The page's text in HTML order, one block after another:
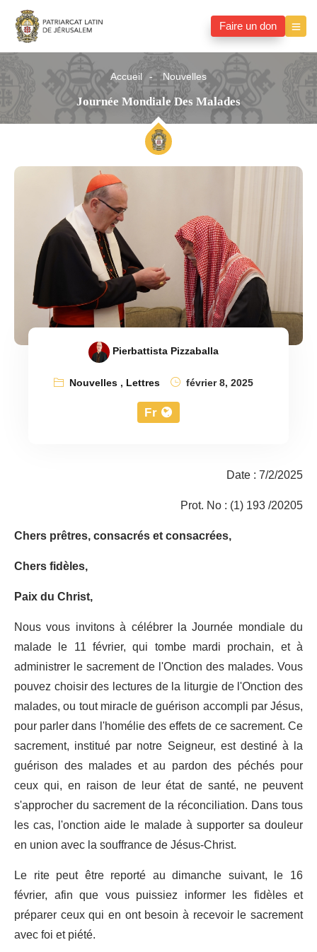
Faire un don
Accueil Nouvelles
Journée Mondiale Des Malades
Pierbattista Pizzaballa
Nouvelles, Lettres février 8, 2025
Fr
Date : 7/2/2025
Prot. No : (1) 193 /20205
Chers prêtres, consacrés et consacrées,
Chers fidèles,
Paix du Christ,
Nous vous invitons à célébrer la Journée mondiale du
malade le 11 février, qui tombe mardi prochain, et à
administrer le sacrement de l'Onction des malades. Vous
pouvez choisir des lectures de la liturgie de l'Onction des
malades, ou tout miracle de guérison accompli par Jésus,
pour parler dans l'homélie des effets de ce sacrement. Ce
sacrement, institué par notre Seigneur, est destiné à la
guérison des malades et au pardon des péchés pour
ceux qui, en raison de leur état de santé, ne peuvent
s'approcher du sacrement de la réconciliation. Dans tous
les cas, l'onction aide le malade à supporter sa douleur
en union avec la souffrance de Jésus-Christ.
Le rite peut être reporté au dimanche suivant, le 16
février, afin que vous puissiez informer les fidèles et
préparer ceux qui en ont besoin à recevoir le sacrement
avec foi et piété.